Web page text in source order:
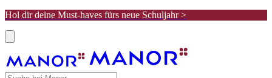
Hol dir deine Must-haves fürs neue Schuljahr >